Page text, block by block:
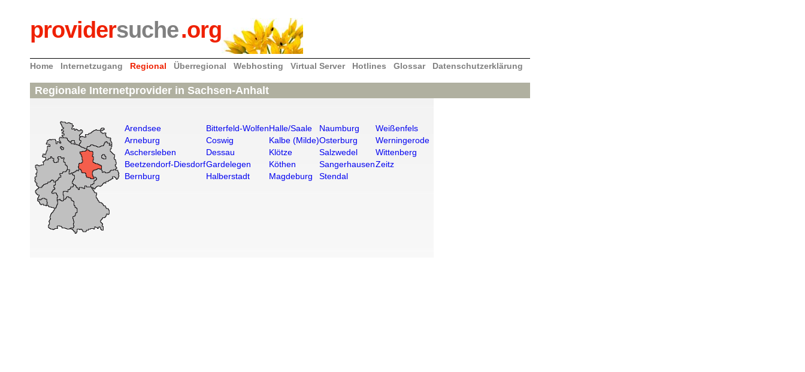
providersuche.org
Home Internetzugang Regional Überregional Webhosting Virtual Server Hotlines Glossar Datenschutzerklärung
Regionale Internetprovider in Sachsen-Anhalt
Arendsee
Arneburg
Aschersleben
Beetzendorf-Diesdorf
Bernburg
Bitterfeld-Wolfen
Coswig
Dessau
Gardelegen
Halberstadt
Halle/Saale
Kalbe (Milde)
Klötze
Köthen
Magdeburg
Naumburg
Osterburg
Salzwedel
Sangerhausen
Stendal
Weißenfels
Werningerode
Wittenberg
Zeitz